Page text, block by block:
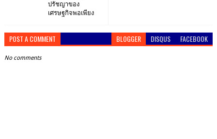
ปรัชญาของ
เศรษฐกิจพอเพียง
POST A COMMENT BLOGGER DISQUS FACEBOOK
No comments